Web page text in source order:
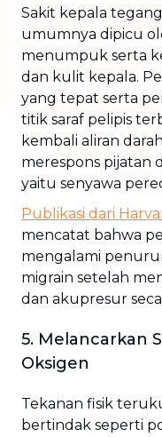
Sakit kepala tegang
umumnya dipicu
menumpuk serta
dan kulit kepala.
yang tepat serta
titik saraf pelipis
kembali aliran
merespons pijatan
yaitu senyawa
Publikasi dari
mencatat bahwa
mengalami
migrain setelah
dan akupresur
5. Melancarkan
Oksigen
Tekanan fisik
bertindak seperti